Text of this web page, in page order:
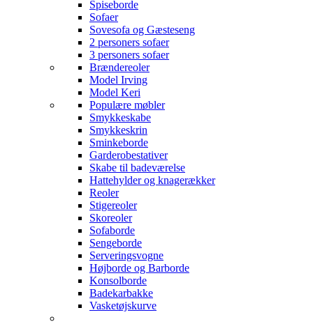
Spiseborde
Sofaer
Sovesofa og Gæsteseng
2 personers sofaer
3 personers sofaer
Brændereoler
Model Irving
Model Keri
Populære møbler
Smykkeskabe
Smykkeskrin
Sminkeborde
Garderobestativer
Skabe til badeværelse
Hattehylder og knagerækker
Reoler
Stigereoler
Skoreoler
Sofaborde
Sengeborde
Serveringsvogne
Højborde og Barborde
Konsolborde
Badekarbakke
Vasketøjskurve